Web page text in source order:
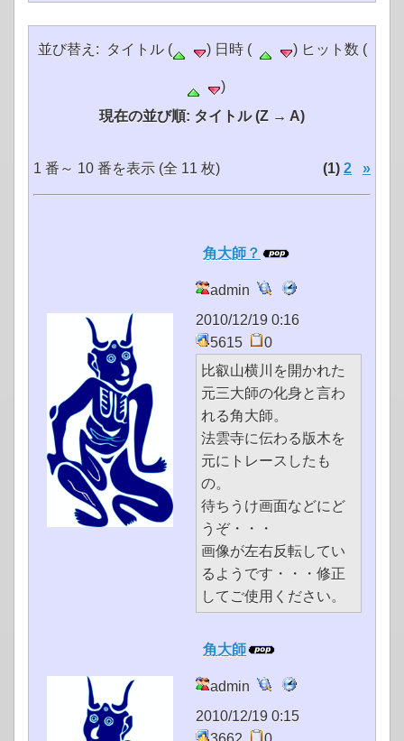
並び替え: タイトル ( ) 日時 ( ) ヒット数 (
)
現在の並び順: タイトル (Z → A)
1 番～ 10 番を表示 (全 11 枚) (1) 2 »
角大師？
admin
2010/12/19 0:16
5615
0
比叡山横川を開かれた
元三大師の化身と言わ
れる角大師。
法雲寺に伝わる版木を
元にトレースしたも
の。
待ちうけ画面などにど
うぞ・・・
画像が左右反転してい
るようです・・・修正
してご使用ください。
角大師
admin
2010/12/19 0:15